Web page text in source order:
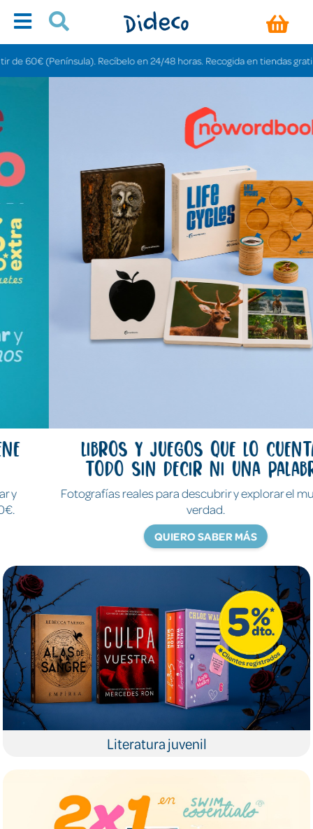
Recíbelo en 24/48 horas. Recogida en tiendas gratis en 3-6 días.
Libros y juegos que lo cuentan
todo sin decir ni una palabra
Fotografías reales para descubrir y explorar el mundo de
QUIERO SABER MÁS
Literatura juvenil